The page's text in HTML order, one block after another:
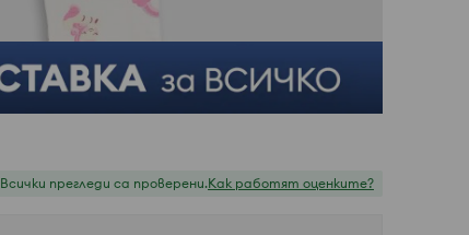
Всички прегледи са проверени.Как работят оценките?